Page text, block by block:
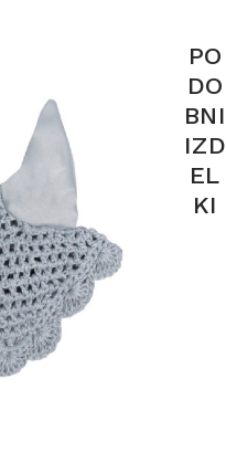
PO
DO
BNI
IZD
EL
KI